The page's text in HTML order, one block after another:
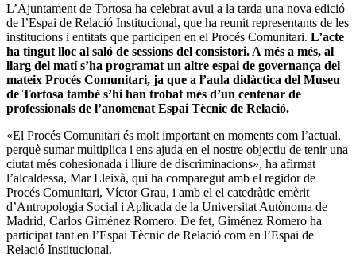
L’Ajuntament de Tortosa ha celebrat avui a la tarda una nova edició
de l’Espai de Relació Institucional, que ha reunit representants de les
institucions i entitats que participen en el Procés Comunitari. L’acte
ha tingut lloc al saló de sessions del consistori. A més a més, al
llarg del matí s’ha programat un altre espai de governança del
mateix Procés Comunitari, ja que a l’aula didàctica del Museu
de Tortosa també s’hi han trobat més d’un centenar de
professionals de l’anomenat Espai Tècnic de Relació.
«El Procés Comunitari és molt important en moments com l’actual,
perquè sumar multiplica i ens ajuda en el nostre objectiu de tenir una
ciutat més cohesionada i lliure de discriminacions», ha afirmat
l’alcaldessa, Mar Lleixà, qui ha comparegut amb el regidor de
Procés Comunitari, Víctor Grau, i amb el el catedràtic emèrit
d’Antropologia Social i Aplicada de la Universitat Autònoma de
Madrid, Carlos Giménez Romero. De fet, Giménez Romero ha
participat tant en l’Espai Tècnic de Relació com en l’Espai de
Relació Institucional.